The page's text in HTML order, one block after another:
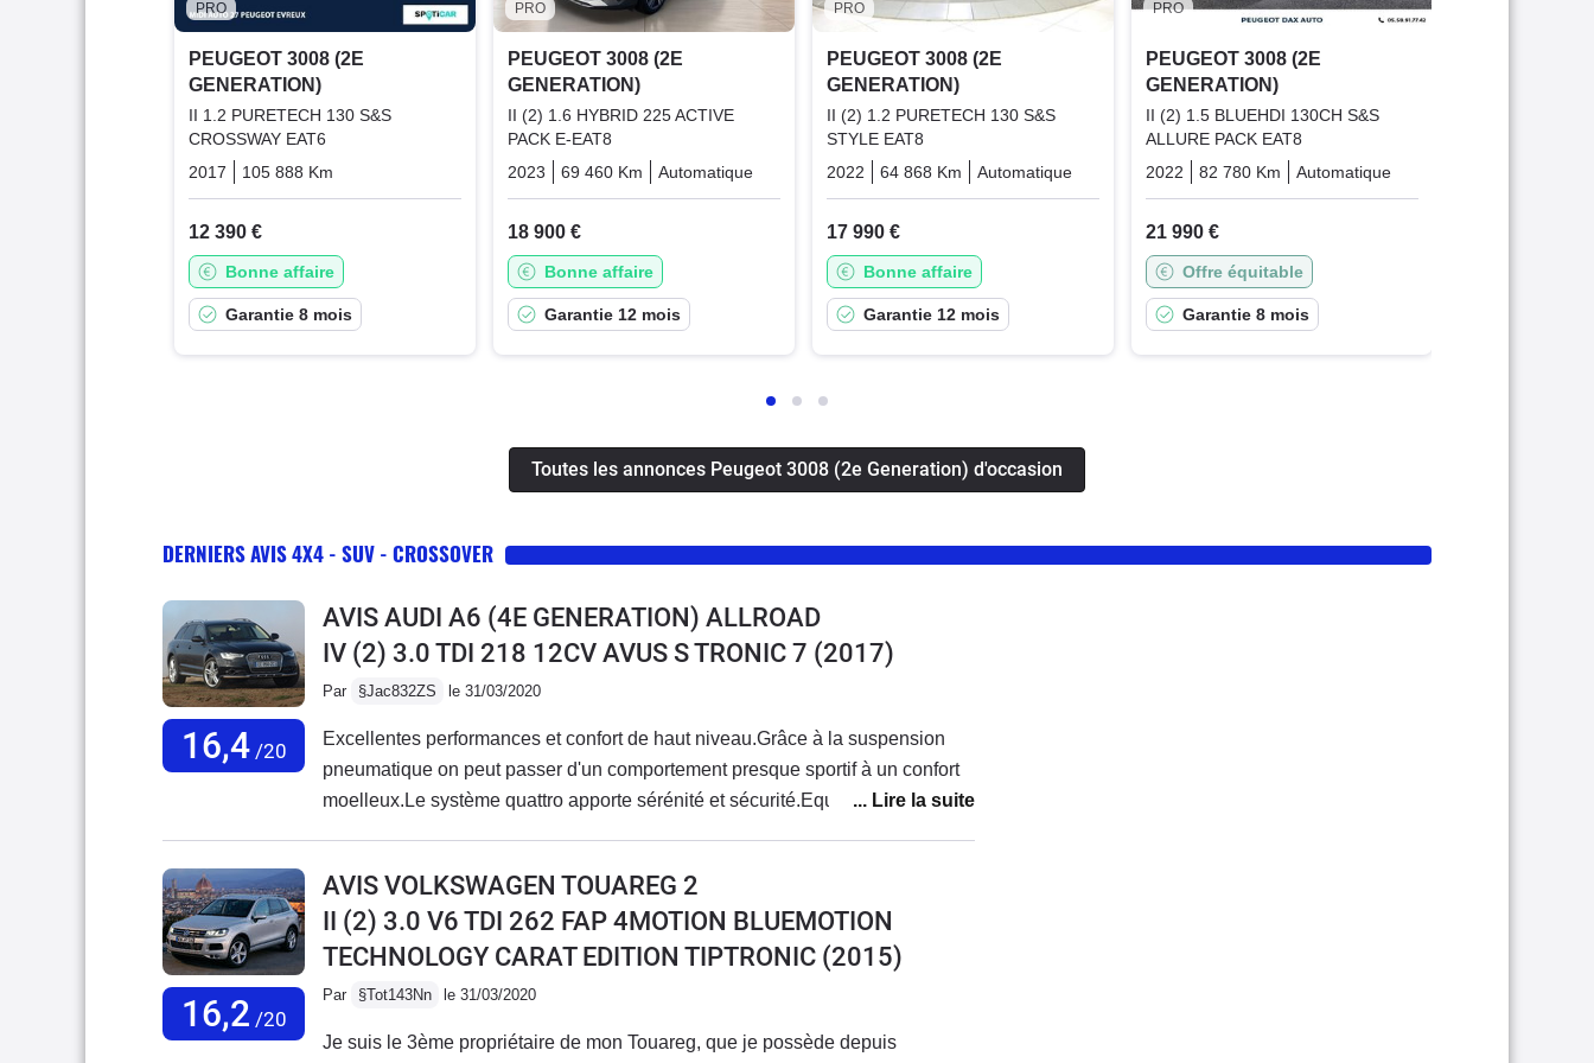
PRO
PEUGEOT 3008 (2E
GENERATION)
II 1.2 PURETECH 130 S&S
CROSSWAY EAT6
2017
105 888 Km Essence
12 390 €
Bonne affaire
Garantie 8 mois
PRO
PEUGEOT 3008 (2E
GENERATION)
II (2) 1.6 HYBRID 225 ACTIVE
PACK E-EAT8
2023
69 460 Km Automatique Hybrid_essence_electric
18 900 €
Bonne affaire
Garantie 12 mois
PRO
PEUGEOT 3008 (2E
GENERATION)
II (2) 1.2 PURETECH 130 S&S
STYLE EAT8
2022
64 868 Km Automatique Essence
17 990 €
Bonne affaire
Garantie 12 mois
PRO
PEUGEOT 3008 (2E
GENERATION)
II (2) 1.5 BLUEHDI 130CH S&S
ALLURE PACK EAT8
2022
82 780 Km Automatique
21 990 €
Offre équitable
Garantie 8 mois
Toutes les annonces Peugeot 3008 (2e Generation) d'occasion
DERNIERS AVIS 4X4 - SUV - CROSSOVER
16,4/20
AVIS AUDI A6 (4E GENERATION) ALLROAD
IV (2) 3.0 TDI 218 12CV AVUS S TRONIC 7 (2017)
Par §Jac832ZS le 31/03/2020
Excellentes performances et confort de haut niveau.Grâce à la suspension
pneumatique on peut passer d'un comportement presque sportif à un confort
moelleux.Le système quattro apporte sérénité et sécurité.Equipement complet
smartphone.Aucun problème rencontré.
16,2 /20
AVIS VOLKSWAGEN TOUAREG 2
II (2) 3.0 V6 TDI 262 FAP 4MOTION BLUEMOTION
TECHNOLOGY CARAT EDITION TIPTRONIC (2015)
Par §Tot143Nn le 31/03/2020
Je suis le 3ème propriétaire de mon Touareg, que je possède depuis